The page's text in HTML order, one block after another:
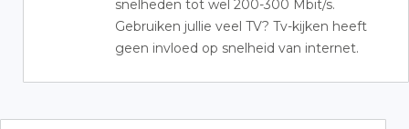
snelheden tot wel 200-300 Mbit/s.
Gebruiken jullie veel TV? Tv-kijken heeft
geen invloed op snelheid van internet.